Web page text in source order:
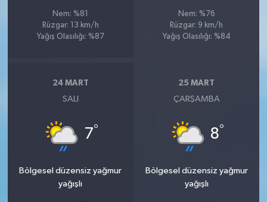
Nem: %81
Rüzgar: 13 km/h
Yağış Olasılığı: %87
Nem: %76
Rüzgar: 9 km/h
Yağış Olasılığı: %84
24 MART
SALI
7°
Bölgesel düzensiz yağmur
yağışlı
25 MART
ÇARŞAMBA
8°
Bölgesel düzensiz yağmur
yağışlı